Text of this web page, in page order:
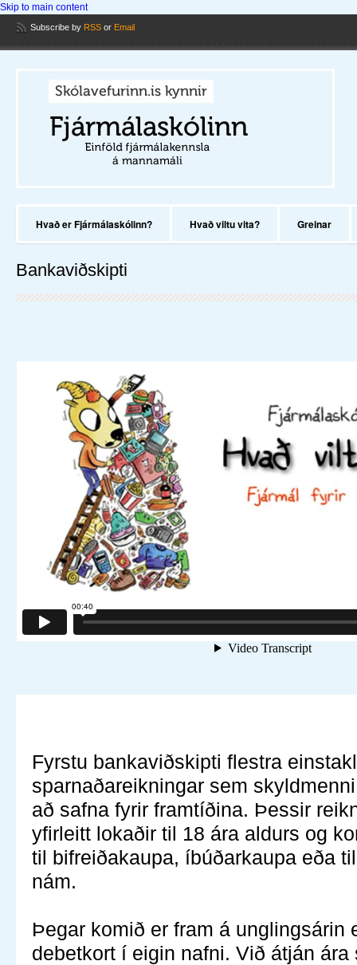
Skip to main content
Subscribe by RSS or Email
Hvað er Fjármálaskólinn? Hvað viltu vita? Greinar
Bankaviðskipti
Fyrstu bankaviðskipti flestra
sparnaðareikningar sem
að safna fyrir framtíðina. Þessir
yfirleitt lokaðir til 18 ára aldurs og
til bifreiðakaupa, íbúðarkaupa eða
nám.
Þegar komið er fram á unglingsárin
debetkort í eigin nafni. Við átján